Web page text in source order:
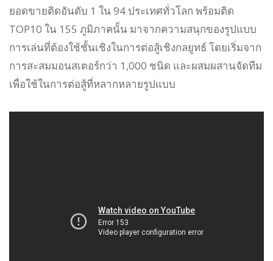
ยอดขายติดอันดับ 1 ใน 94 ประเทศทั่วโลก พร้อมติด
TOP10 ใน 155 ภูมิภาคนั้น มาจากความสนุกของรูปแบบ
การเล่นที่ต้องใช้ชั้นเชิงในการต่อสู้เชิงกลยูทธ์ โดยเริ่มจาก
การสะสมมอนสเตอร์กว่า 1,000 ชนิด และผสมผสานจัดทีม
เพื่อใช้ในการต่อสู้ที่หลากหลายรูปแบบ